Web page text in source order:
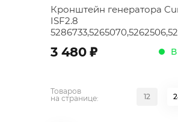
Кронштейн генератора
ISF2.8
3 480 ;
Товаров
на странице:
12